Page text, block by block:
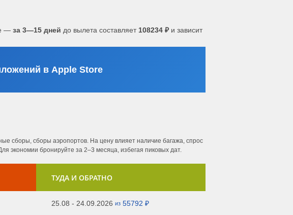
— за 3—15 дней до вылета составляет 108234 ₽ и зависит
в Apple Store
сборы, сборы аэропортов. На цену влияет наличие багажа, спрос
экономии бронируйте за 2–3 месяца, избегая пиковых дат.
ТУДА И ОБРАТНО
25.08 - 24.09.2026 из 55792 ₽